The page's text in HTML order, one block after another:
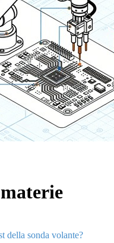
della sonda volante?